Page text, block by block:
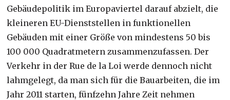
Gebäudepolitik im Europaviertel darauf abzielt, die
kleineren EU-Dienststellen in funktionellen
Gebäuden mit einer Größe von mindestens 50 bis
100 000 Quadratmetern zusammenzufassen. Der
Verkehr in der Rue de la Loi werde dennoch nicht
lahmgelegt, da man sich für die Bauarbeiten, die im
Jahr 2011 starten, fünfzehn Jahre Zeit nehmen